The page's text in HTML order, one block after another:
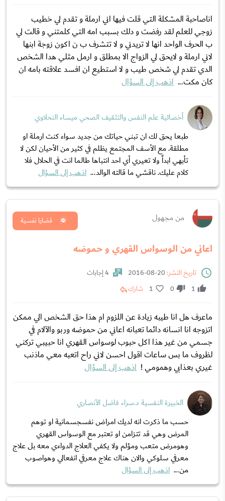
اناصاحبة المشكلة التي قلت فيها اني ارملة و تقدم لي خطيب
زوجي للعلم لقد رفضت و دلك بسبب امه التي كلمتني و قالت لي
ب الحرف الواحد انها لا تريدني و لا تتشرف ب ن اكون زوجة ابنها
لاني ارملة و لايحق لي الزواج الا بمطلق و ارمل مثلي هدا الشخص
الدي تقدم لي شخص طيب و لا استطيع ان افسد علاقته بامه ان
كان مكت... اذهب إلى السؤال
أخصائية علم النفس والتثقيف الصحي ميساء النحلاوي
طبعا يحق لك ان تبني حياتك من جديد سواء كنت ارملة او
مطلقة. مع الأسف المجتمع يظلم في كثير من الأحيان لكن لا
تأبهي ابداً ولا تعيري أي احد انتباها طالما انت في الحلال فلا
كلام عليك. ناقشي ما قالته الوالد... اذهب إلى السؤال
من مجهول
اعاني من الوسواس القهري و حموضه
قضايا نفسية
تاريخ النشر:
4 إجابات
1
0
1 شارك
ماعرف هل انا طيبه زيادة عن اللزوم ام هذا حق الشخص الي ممكن
اتزوجه انا انسانه دائما تعبانه اعاني من حموضه وربو واﻵلام في
جسمي من غير هذا اكل حبوب لوسواس القهري انا حبيبي تركني
لظروف ما بس ساعات اقول احسن لاني راح اتعبه معي ماذنب
غيري بعذابي وهمومي ! اذهب إلى السؤال
الخبيرة النفسية د.سراء فاضل الأنصاري
حسب ما ذكرت انه لديك امراض نفسجسمانية او توهم
المرض وهي قد تتزامن او تعتبر مع الوسواس القهري
وهومرض متعب ومؤلم ولا يكفي العلاج الدواءي معه بل علاج
معرفي سلوكي والان هناك علاج معرفي انفعالي وهواصوب
من... اذهب إلى السؤال